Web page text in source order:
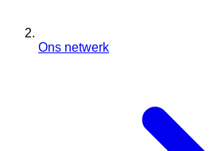
Ons netwerk